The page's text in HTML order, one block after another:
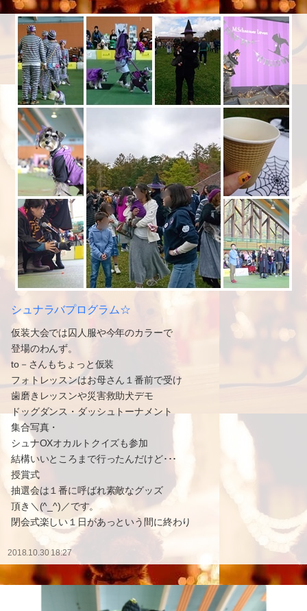
シュナラバプログラム☆
仮装大会では囚人服や今年のカラーで
登場のわんず。
to－さんもちょっと仮装
フォトレッスンはお母さん１番前で受け
歯磨きレッスンや災害救助犬デモ
ドッグダンス・ダッシュトーナメント
集合写真・
シュナOXオカルトクイズも参加
結構いいところまで行ったんだけど･･･
授賞式
抽選会は１番に呼ばれ素敵なグッズ
頂き＼(^_^)／です。
閉会式楽しい１日があっという間に終わり
2018.10.30 18:27